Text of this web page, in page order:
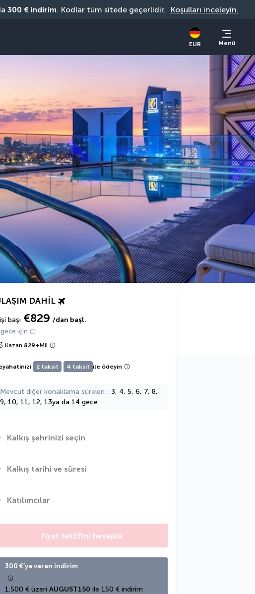
300 € indirim. Kodlar tüm sitede geçerlidir. Koşulları inceleyin.
EUR Menü
DAHIL
başı €829 /dan başl.
için
Kazan 829+Mil
2 taksit 4 taksit ile ödeyin
Mevcut diğer konaklama süreleri
3, 4, 5, 6, 7, 8,
9, 10, 11, 12, 13ya da 14 gece
Kalkış şehrinizi seçin
Kalkış tarihi ve süresi
Katılımcılar
Fiyat teklifini hesapla
300 €’ya varan indirim
1.500 € üzeri AUGUST150 ile 150 € indirim